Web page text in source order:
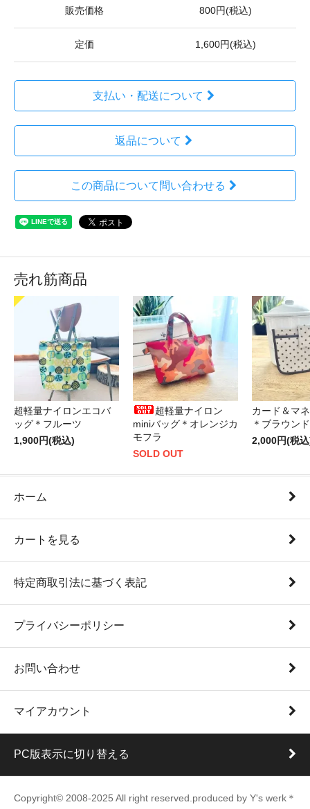
販売価格 800円(税込)
定価 1,600円(税込)
支払い・配送について
返品について
この商品について問い合わせる
売れ筋商品
超軽量ナイロンエコバ
ッグ＊フルーツ
1,900円(税込)
超軽量ナイロン
miniバッグ＊オレンジカ
モフラ
SOLD OUT
カード＆マ
＊ブラウン
2,000円(税
ホーム
カートを見る
特定商取引法に基づく表記
プライバシーポリシー
お問い合わせ
マイアカウント
PC版表示に切り替える
Copyright© 2008-2025 All right reserved.produced by Y's werk＊